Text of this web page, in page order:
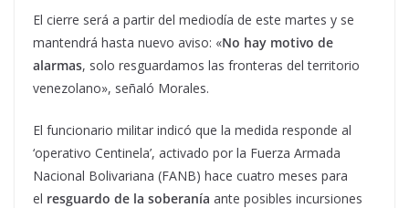
El cierre será a partir del mediodía de este martes y se
mantendrá hasta nuevo aviso: «No hay motivo de
alarmas, solo resguardamos las fronteras del territorio
venezolano», señaló Morales.
El funcionario militar indicó que la medida responde al
‘operativo Centinela’, activado por la Fuerza Armada
Nacional Bolivariana (FANB) hace cuatro meses para
el resguardo de la soberanía ante posibles incursiones